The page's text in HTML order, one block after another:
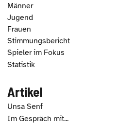
Männer
Jugend
Frauen
Stimmungsbericht
Spieler im Fokus
Statistik
Artikel
Unsa Senf
Im Gespräch mit...